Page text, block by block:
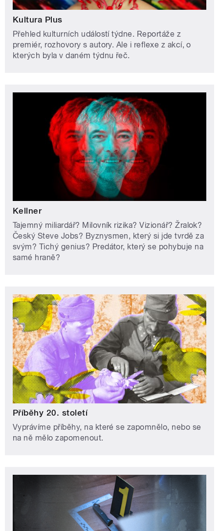
Kultura Plus
Přehled kulturních událostí týdne. Reportáže z
premiér, rozhovory s autory. Ale i reflexe z akcí, o
kterých byla v daném týdnu řeč.
Kellner
Tajemný miliardář? Milovník rizika? Vizionář? Žralok?
Český Steve Jobs? Byznysmen, který si jde tvrdě za
svým? Tichý genius? Predátor, který se pohybuje na
samé hraně?
Příběhy 20. století
Vyprávíme příběhy, na které se zapomnělo, nebo se
na ně mělo zapomenout.